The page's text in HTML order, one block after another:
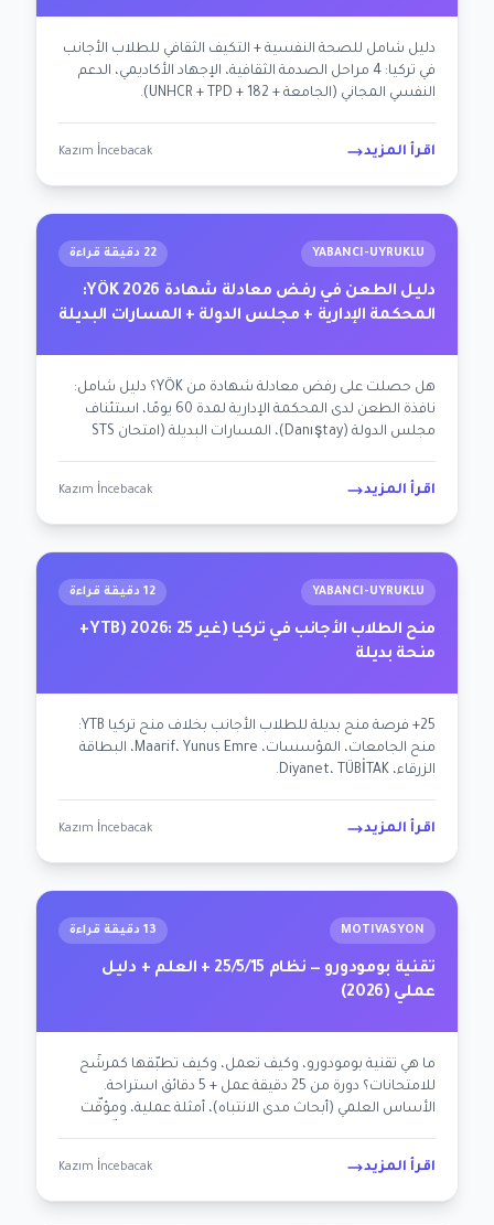
دليل شامل للصحة النفسية + التكيف الثقافي للطلاب الأجانب
في تركيا: 4 مراحل الصدمة الثقافية، الإجهاد الأكاديمي، الدعم
النفسي المجاني (الجامعة + 182 + UNHCR + TPD).
اقرأ المزيد Kazım İncebacak
YABANCI-UYRUKLU 22 دقيقة قراءة
دليل الطعن في رفض معادلة شهادة YÖK 2026:
المحكمة الإدارية + مجلس الدولة + المسارات البديلة
هل حصلت على رفض معادلة شهادة من YÖK؟ دليل شامل:
نافذة الطعن لدى المحكمة الإدارية لمدة 60 يومًا، استئناف
مجلس الدولة (Danıştay)، المسارات البديلة (امتحان STS
طلب جديد)، اختيار المحامي، أنماط القضايا الناجحة.
اقرأ المزيد
Kazım İncebacak
YABANCI-UYRUKLU 12 دقيقة قراءة
منح الطلاب الأجانب في تركيا (غير YTB) 2026: 25+
منحة بديلة
25+ فرصة منح بديلة للطلاب الأجانب بخلاف منح تركيا YTB:
منح الجامعات، المؤسسات، Maarif، Yunus Emre، البطاقة
الزرقاء، Diyanet، TÜBİTAK.
اقرأ المزيد Kazım İncebacak
MOTIVASYON 13 دقيقة قراءة
تقنية بومودورو — نظام 25/5/15 + العلم + دليل
عملي (2026)
ما هي تقنية بومودورو، وكيف تعمل، وكيف تطبّقها كمرشّح
للامتحانات؟ دورة من 25 دقيقة عمل + 5 دقائق استراحة.
الأساس العلمي (أبحاث مدى الانتباه)، أمثلة عملية، ومؤقّت
اقرأ المزيد
Kazım İncebacak